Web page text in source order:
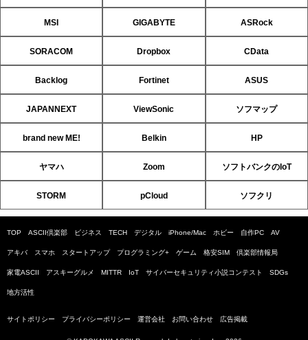
MSI GIGABYTE ASRock
SORACOM Dropbox CData
Backlog Fortinet ASUS
JAPANNEXT ViewSonic ソフマップ
brand new ME! Belkin HP
ヤマハ Zoom ソフトバンクのIoT
STORM pCloud ソフクリ
TOP ASCII倶楽部 ビジネス TECH デジタル iPhone/Mac ホビー 自作PC AV
アキバ スマホ スタートアップ プログラミング+ ゲーム 格安SIM 倶楽部情報局
家電ASCII アスキーグルメ MITTR IoT サイバーセキュリティ小説コンテスト SDGs
地方活性
サイトポリシー プライバシーポリシー 運営会社 お問い合わせ 広告掲載